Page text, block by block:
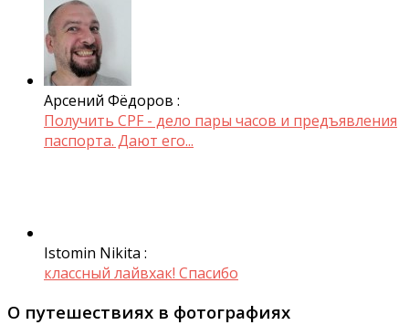
Арсений Фёдоров :
Получить CPF - дело пары часов и предъявления
паспорта. Дают его...
Istomin Nikita :
классный лайвхак! Спасибо
О путешествиях в фотографиях